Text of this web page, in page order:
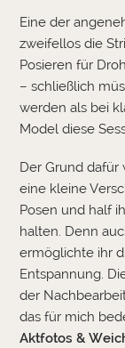
Eine der
zweifellos die
Posieren für
– schließlich
werden als bei
Model diese
Der Grund dafür
eine kleine
Posen und half
halten. Denn
ermöglichte ihr
Entspannung.
der
das für mich
Aktfotos &